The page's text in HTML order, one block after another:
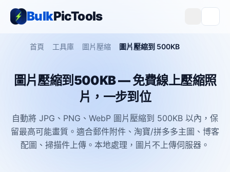
BulkPicTools
首頁 工具庫 圖片壓縮 圖片壓縮到 500KB
圖片壓縮到500KB — 免費線上壓縮照
片，一步到位
自動將 JPG、PNG、WebP 圖片壓縮到 500KB 以內，保
留最高可能畫質。適合郵件附件、淘寶/拼多多主圖、博客
配圖、掃描件上傳。本地處理，圖片不上傳伺服器。